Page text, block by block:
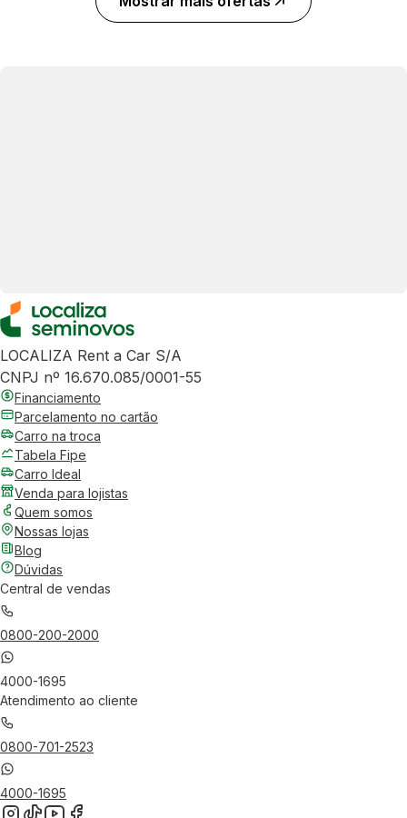
LOCALIZA Rent a Car S/A
CNPJ nº 16.670.085/0001-55
Financiamento
Parcelamento no cartão
Carro na troca
Tabela Fipe
Carro Ideal
Venda para lojistas
Quem somos
Nossas lojas
Blog
Dúvidas
Central de vendas
0800-200-2000
4000-1695
Atendimento ao cliente
0800-701-2523
4000-1695